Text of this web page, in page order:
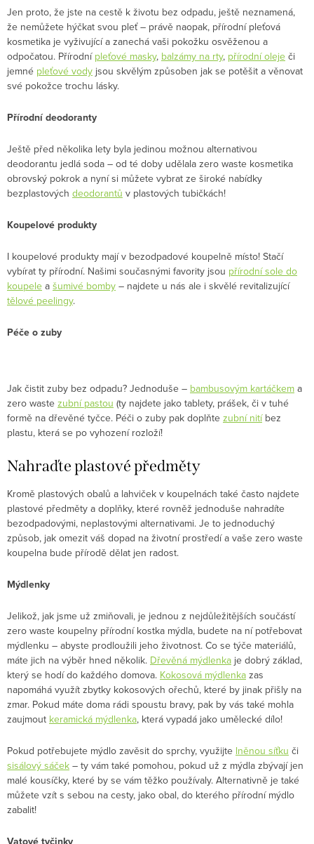
Jen proto, že jste na cestě k životu bez odpadu, ještě neznamená,
že nemůžete hýčkat svou pleť – právě naopak, přírodní pleťová
kosmetika je vyživující a zanechá vaši pokožku osvěženou a
odpočatou. Přírodní pleťové masky, balzámy na rty, přírodní oleje či
jemné pleťové vody jsou skvělým způsoben jak se potěšit a věnovat
své pokožce trochu lásky.
Přírodní deodoranty
Ještě před několika lety byla jedinou možnou alternativou
deodorantu jedlá soda – od té doby udělala zero waste kosmetika
obrovský pokrok a nyní si můžete vybrat ze široké nabídky
bezplastových deodorantů v plastových tubičkách!
Koupelové produkty
I koupelové produkty mají v bezodpadové koupelně místo! Stačí
vybírat ty přírodní. Našimi současnými favority jsou přírodní sole do
koupele a šumivé bomby – najdete u nás ale i skvělé revitalizující
tělové peelingy.
Péče o zuby
Jak čistit zuby bez odpadu? Jednoduše – bambusovým kartáčkem a
zero waste zubní pastou (ty najdete jako tablety, prášek, či v tuhé
formě na dřevěné tyčce. Péči o zuby pak doplňte zubní nitíbez
plastu, která se po vyhození rozloží!
Nahraďte plastové předměty
Kromě plastových obalů a lahviček v koupelnách také často najdete
plastové předměty a doplňky, které rovněž jednoduše nahradíte
bezodpadovými, neplastovými alternativami. Je to jednoduchý
způsob, jak omezit váš dopad na životní prostředí a vaše zero waste
koupelna bude přírodě dělat jen radost.
Mýdlenky
Jelikož, jak jsme už zmiňovali, je jednou z nejdůležitějších součástí
zero waste koupelny přírodní kostka mýdla, budete na ní potřebovat
mýdlenku – abyste prodloužili jeho životnost. Co se týče materiálů,
máte jich na výběr hned několik. Dřevěná mýdlenka je dobrý základ,
který se hodí do každého domova. Kokosová mýdlenka zas
napomáhá využít zbytky kokosových ořechů, které by jinak přišly na
zmar. Pokud máte doma rádi spoustu bravy, pak by vás také mohla
zaujmout keramická mýdlenka, která vypadá jako umělecké dílo!
Pokud potřebujete mýdlo zavěsit do sprchy, využijte lněnou síťku či
sisálový sáček – ty vám také pomohou, pokud už z mýdla zbývají jen
malé kousíčky, které by se vám těžko používaly. Alternativně je také
můžete vzít s sebou na cesty, jako obal, do kterého přírodní mýdlo
zabalit!